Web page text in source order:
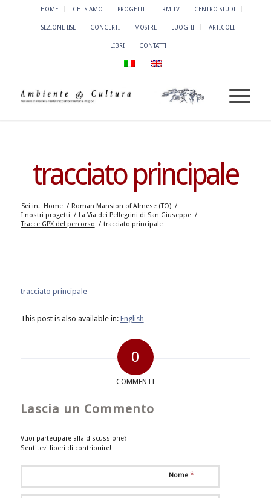
HOME CHI SIAMO PROGETTI LRM TV CENTRO STUDI
SEZIONE IISL CONCERTI MOSTRE LUOGHI ARTICOLI
LIBRI CONTATTI
tracciato principale
Sei in: Home / Roman Mansion of Almese (TO) /
I nostri progetti / La Via dei Pellegrini di San Giuseppe /
Tracce GPX del percorso / tracciato principale
tracciato principale
This post is also available in: English
0
COMMENTI
Lascia un Commento
Vuoi partecipare alla discussione?
Sentitevi liberi di contribuire!
Nome *